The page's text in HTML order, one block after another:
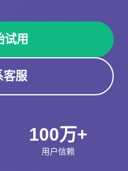
试用
客服
100万+
用户信赖